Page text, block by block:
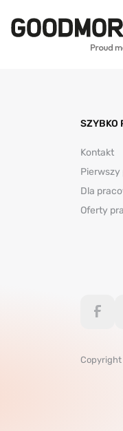
SZYBKO
Kontakt
Dla
Oferty
Copyright